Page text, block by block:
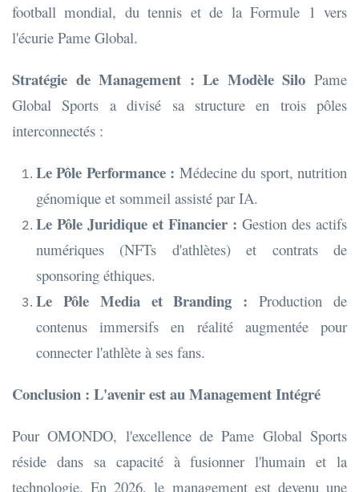
football mondial, du tennis et de la Formule 1 vers
l'écurie Pame Global.
Stratégie de Management : Le Modèle Silo Pame
Global Sports a divisé sa structure en trois pôles
interconnectés :
Le Pôle Performance : Médecine du sport, nutrition
génomique et sommeil assisté par IA.
Le Pôle Juridique et Financier : Gestion des actifs
numériques (NFTs d'athlètes) et contrats de
sponsoring éthiques.
Le Pôle Media et Branding : Production de
contenus immersifs en réalité augmentée pour
connecter l'athlète à ses fans.
Conclusion : L'avenir est au Management Intégré
Pour OMONDO, l'excellence de Pame Global Sports
réside dans sa capacité à fusionner l'humain et la
technologie. En 2026, le management est devenu une